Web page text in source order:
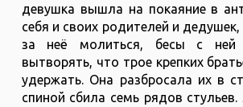
девушка вышла на покаяние в
себя и своих родителей и
за неё молиться, бесы с ней
вытворять, что трое крепких
удержать. Она разбросала их в
спиной сбила семь рядов